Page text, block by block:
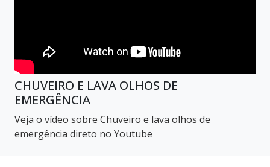
CHUVEIRO E LAVA OLHOS DE
EMERGÊNCIA
Veja o vídeo sobre Chuveiro e lava olhos de
emergência direto no Youtube